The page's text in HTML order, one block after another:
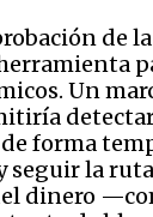
de
Un
de forma
seguir la
dinero